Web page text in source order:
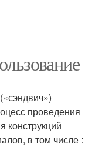
проведения
конструкций
в том числе :